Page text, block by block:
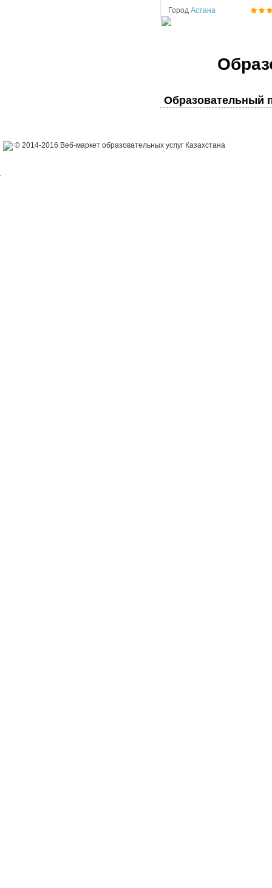
Город Астана
Образовательный
© 2014-2016 Веб-маркет образовательных услуг Казахстана